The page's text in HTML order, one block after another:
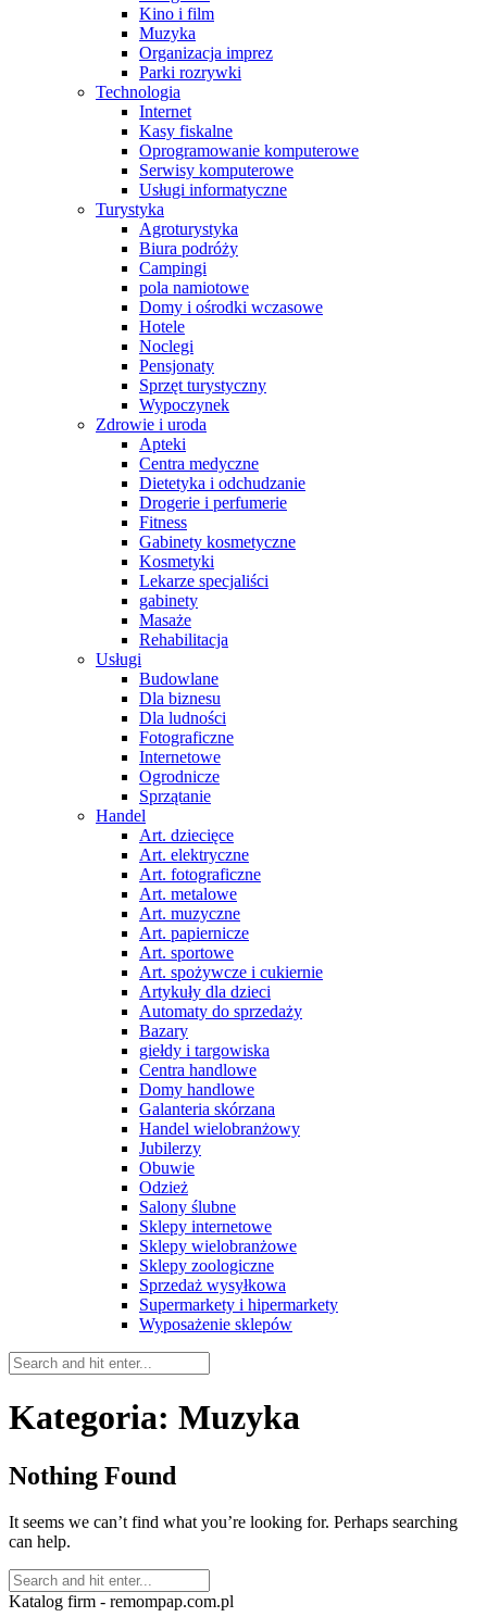
Kino i film
Muzyka
Organizacja imprez
Parki rozrywki
Technologia
Internet
Kasy fiskalne
Oprogramowanie komputerowe
Serwisy komputerowe
Usługi informatyczne
Turystyka
Agroturystyka
Biura podróży
Campingi
pola namiotowe
Domy i ośrodki wczasowe
Hotele
Noclegi
Pensjonaty
Sprzęt turystyczny
Wypoczynek
Zdrowie i uroda
Apteki
Centra medyczne
Dietetyka i odchudzanie
Drogerie i perfumerie
Fitness
Gabinety kosmetyczne
Kosmetyki
Lekarze specjaliści
gabinety
Masaże
Rehabilitacja
Usługi
Budowlane
Dla biznesu
Dla ludności
Fotograficzne
Internetowe
Ogrodnicze
Sprzątanie
Handel
Art. dziecięce
Art. elektryczne
Art. fotograficzne
Art. metalowe
Art. muzyczne
Art. papiernicze
Art. sportowe
Art. spożywcze i cukiernie
Artykuły dla dzieci
Automaty do sprzedaży
Bazary
giełdy i targowiska
Centra handlowe
Domy handlowe
Galanteria skórzana
Handel wielobranżowy
Jubilerzy
Obuwie
Odzież
Salony ślubne
Sklepy internetowe
Sklepy wielobranżowe
Sklepy zoologiczne
Sprzedaż wysyłkowa
Supermarkety i hipermarkety
Wyposażenie sklepów
Kategoria: Muzyka
Nothing Found
It seems we can’t find what you’re looking for. Perhaps searching
can help.
Katalog firm - remompap.com.pl